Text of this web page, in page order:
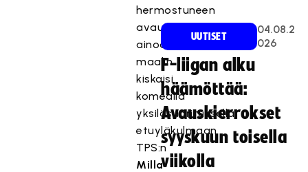
hermostuneen
avauserän
ainoan
maalin
kiskaisi
komealla
yksilösuorituksella
etuyläkulmaan
TPS:n
Milla
UUTISET
04.08.2
026
F-liigan alku
häämöttää:
Avauskierrokset
syyskuun toisella
viikolla